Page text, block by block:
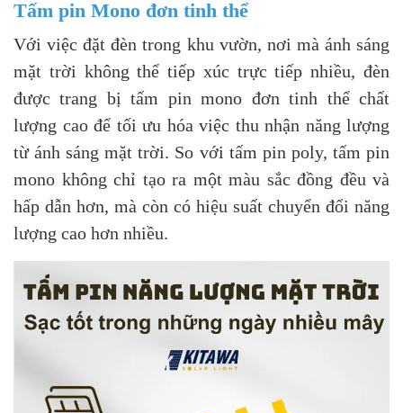
Tấm pin Mono đơn tinh thể
Với việc đặt đèn trong khu vườn, nơi mà ánh sáng
mặt trời không thể tiếp xúc trực tiếp nhiều, đèn
được trang bị tấm pin mono đơn tinh thể chất
lượng cao để tối ưu hóa việc thu nhận năng lượng
từ ánh sáng mặt trời. So với tấm pin poly, tấm pin
mono không chỉ tạo ra một màu sắc đồng đều và
hấp dẫn hơn, mà còn có hiệu suất chuyển đổi năng
lượng cao hơn nhiều.